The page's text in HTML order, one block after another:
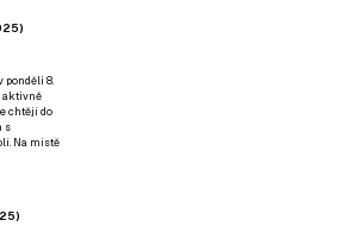
ponděli 8.
aktivně
chtějí do
s
Na místě